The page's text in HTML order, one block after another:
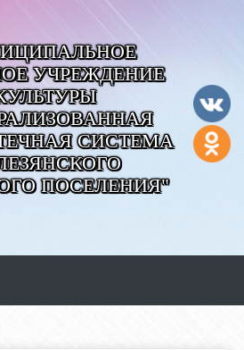
УЧРЕЖДЕНИЕ
СИСТЕМА
ПОСЕЛЕНИЯ"